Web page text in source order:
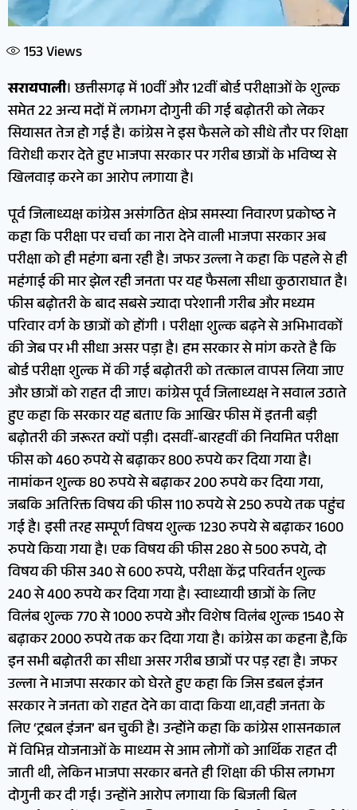
153Views
सरायपाली। छत्तीसगढ़ में 10वीं और 12वीं बोर्ड परीक्षाओं के शुल्क
समेत 22 अन्य मदों में लगभग दोगुनी की गई बढ़ोतरी को लेकर
सियासत तेज हो गई है। कांग्रेस ने इस फैसले को सीधे तौर पर शिक्षा
विरोधी करार देते हुए भाजपा सरकार पर गरीब छात्रों के भविष्य से
खिलवाड़ करने का आरोप लगाया है।
पूर्व जिलाध्यक्ष कांग्रेस असंगठित क्षेत्र समस्या निवारण प्रकोष्ठ ने
कहा कि परीक्षा पर चर्चा का नारा देने वाली भाजपा सरकार अब
परीक्षा को ही महंगा बना रही है। जफर उल्ला ने कहा कि पहले से ही
महंगाई की मार झेल रही जनता पर यह फैसला सीधा कुठाराघात है।
फीस बढ़ोतरी के बाद सबसे ज्यादा परेशानी गरीब और मध्यम
परिवार वर्ग के छात्रों को होंगी । परीक्षा शुल्क बढ़ने से अभिभावकों
की जेब पर भी सीधा असर पड़ा है। हम सरकार से मांग करते है कि
बोर्ड परीक्षा शुल्क में की गई बढ़ोतरी को तत्काल वापस लिया जाए
और छात्रों को राहत दी जाए। कांग्रेस पूर्व जिलाध्यक्ष ने सवाल उठाते
हुए कहा कि सरकार यह बताए कि आखिर फीस में इतनी बड़ी
बढ़ोतरी की जरूरत क्यों पड़ी। दसवीं-बारहवीं की नियमित परीक्षा
फीस को 460 रुपये से बढ़ाकर 800 रुपये कर दिया गया है।
नामांकन शुल्क 80 रुपये से बढ़ाकर 200 रुपये कर दिया गया,
जबकि अतिरिक्त विषय की फीस 110 रुपये से 250 रुपये तक पहुंच
गई है। इसी तरह सम्पूर्ण विषय शुल्क 1230 रुपये से बढ़ाकर 1600
रुपये किया गया है। एक विषय की फीस 280 से 500 रुपये, दो
विषय की फीस 340 से 600 रुपये, परीक्षा केंद्र परिवर्तन शुल्क
240 से 400 रुपये कर दिया गया है। स्वाध्यायी छात्रों के लिए
विलंब शुल्क 770 से 1000 रुपये और विशेष विलंब शुल्क 1540 से
बढ़ाकर 2000 रुपये तक कर दिया गया है। कांग्रेस का कहना है,कि
इन सभी बढ़ोतरी का सीधा असर गरीब छात्रों पर पड़ रहा है। जफर
उल्ला ने भाजपा सरकार को घेरते हुए कहा कि जिस डबल इंजन
सरकार ने जनता को राहत देने का वादा किया था,वही जनता के
लिए ‘ट्रबल इंजन’ बन चुकी है। उन्होंने कहा कि कांग्रेस शासनकाल
में विभिन्न योजनाओं के माध्यम से आम लोगों को आर्थिक राहत दी
जाती थी, लेकिन भाजपा सरकार बनते ही शिक्षा की फीस लगभग
दोगुनी कर दी गई। उन्होंने आरोप लगाया कि बिजली बिल